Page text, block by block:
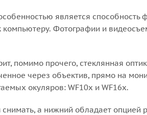
является способность
Фотографии и
помимо прочего, стеклянная
через объектив, прямо на
окуляров: WF10х и WF16х.
а нижний обладает опцией